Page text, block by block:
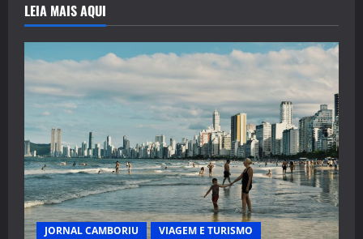
LEIA MAIS AQUI
JORNAL CAMBORIU VIAGEM E TURISMO